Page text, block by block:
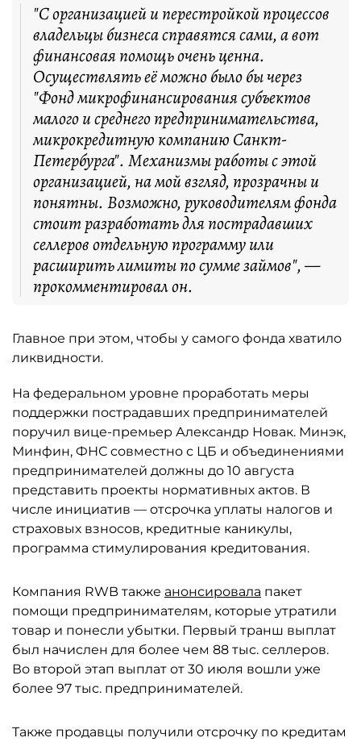
"С организацией и перестройкой процессов
владельцы бизнеса справятся сами, а вот
финансовая помощь очень ценна.
Осуществлять её можно было бы через
"Фонд микрофинансирования субъектов
малого и среднего предпринимательства,
микрокредитную компанию Санкт-
Петербурга". Механизмы работы с этой
организацией, на мой взгляд, прозрачны и
понятны. Возможно, руководителям фонда
стоит разработать для пострадавших
селлеров отдельную программу или
расширить лимиты по сумме займов", —
прокомментировал он.
Главное при этом, чтобы у самого фонда хватило
ликвидности.
На федеральном уровне проработать меры
поддержки пострадавших предпринимателей
поручил вице-премьер Александр Новак. Минэк,
Минфин, ФНС совместно с ЦБ и объединениями
предпринимателей должны до 10 августа
представить проекты нормативных актов. В
числе инициатив — отсрочка уплаты налогов и
страховых взносов, кредитные каникулы,
программа стимулирования кредитования.
Компания RWB также анонсировала пакет
помощи предпринимателям, которые утратили
товар и понесли убытки. Первый транш выплат
был начислен для более чем 88 тыс. селлеров.
Во второй этап выплат от 30 июля вошли уже
более 97 тыс. предпринимателей.
Также продавцы получили отсрочку по кредитам